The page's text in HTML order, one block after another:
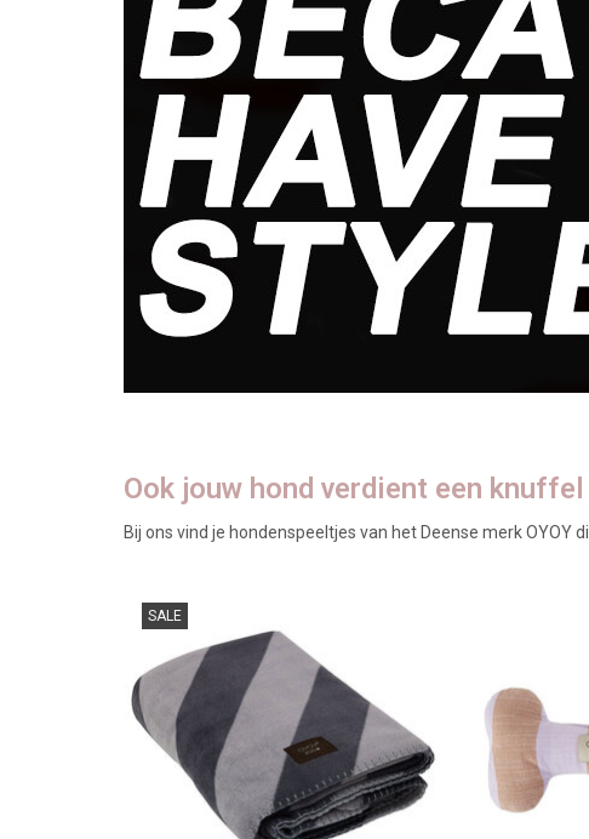
Ook jouw hond verdient een knuffel
Bij ons vind je hondenspeeltjes van het Deense merk OYOY
SALE
TOEVOEGEN AAN WINKELWAGEN